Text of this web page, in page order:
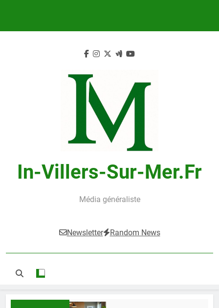
In-Villers-Sur-Mer.fr
Média généraliste
Newsletter Random News